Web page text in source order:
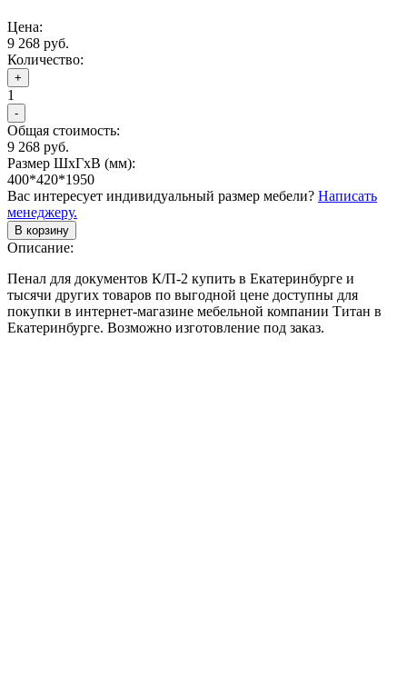
Цена:
9 268 руб.
Количество:
+
1
-
Общая стоимость:
9 268 руб.
Размер ШхГхВ (мм):
400*420*1950
Вас интересует индивидуальный размер мебели? Написать
менеджеру.
В корзину
Описание:
Пенал для документов К/П-2 купить в Екатеринбурге и
тысячи других товаров по выгодной цене доступны для
покупки в интернет-магазине мебельной компании Титан в
Екатеринбурге. Возможно изготовление под заказ.